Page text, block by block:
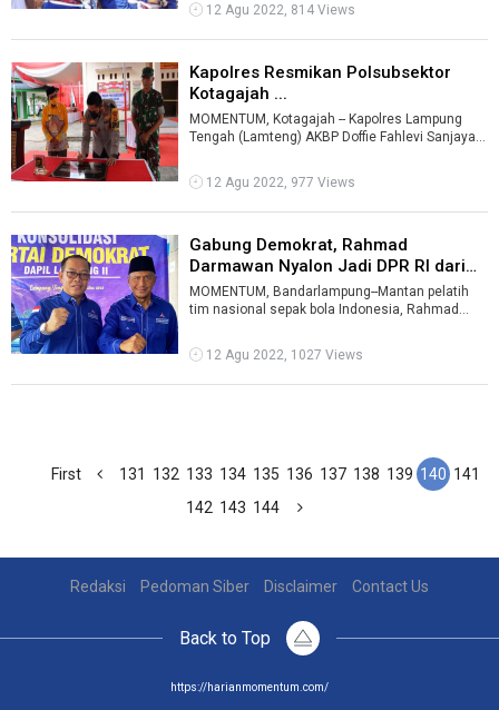
12 Agu 2022, 814 Views
Kapolres Resmikan Polsubsektor
Kotagajah ...
MOMENTUM, Kotagajah -- Kapolres Lampung
Tengah (Lamteng) AKBP Doffie Fahlevi Sanjaya
...
12 Agu 2022, 977 Views
Gabung Demokrat, Rahmad
Darmawan Nyalon Jadi DPR RI dari
Lampung ...
MOMENTUM, Bandarlampung--Mantan pelatih
tim nasional sepak bola Indonesia, Rahmad
12 Agu 2022, 1027 Views
First 131 132 133 134 135 136 137 138 139 140 141
142 143 144
Redaksi Pedoman Siber Disclaimer Contact Us
Back to Top
https://harianmomentum.com/